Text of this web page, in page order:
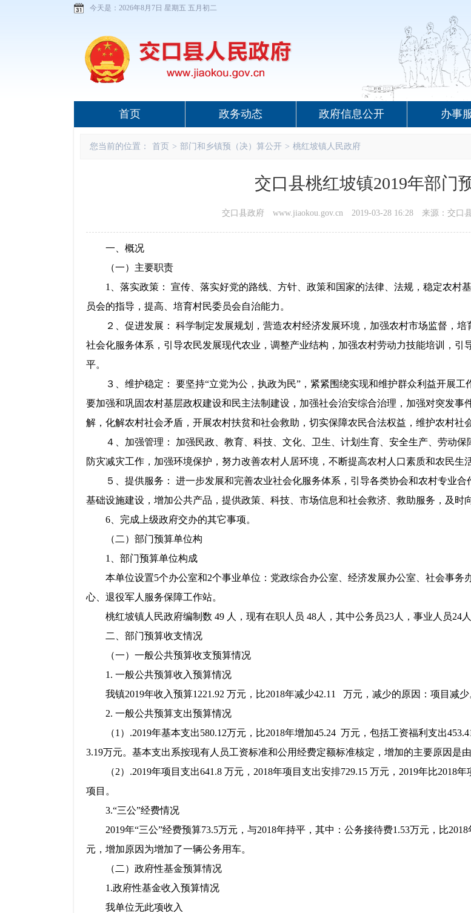
今天是： 2026年8月7日 星期五 五月初二
首页 政务动态 政府信息公开 办事
您当前的位置： 首页 > 部门和乡镇预（决）算公开 > 桃红坡镇人民政府
交口县桃红坡镇2019年部门
交口县政府 www.jiaokou.gov.cn 2019-03-28 16:28 来源：交口
一、概况
（一）主要职责
1、落实政策： 宣传、落实好党的路线、方针、政策和国家的法律、法规，稳定农村
员会的指导，提高、培育村民委员会自治能力。
２、促进发展： 科学制定发展规划，营造农村经济发展环境，加强农村市场监督，培
社会化服务体系，引导农民发展现代农业，调整产业结构，加强农村劳动力技能培训，
平。
３、维护稳定： 要坚持“立党为公，执政为民”，紧紧围绕实现和维护群众利益开展工
要加强和巩固农村基层政权建设和民主法制建设，加强社会治安综合治理，加强对突发
解，化解农村社会矛盾，开展农村扶贫和社会救助，切实保障农民合法权益，维护农村社
４、加强管理： 加强民政、教育、科技、文化、卫生、计划生育、安全生产、劳动保
防灾减灾工作，加强环境保护，努力改善农村人居环境，不断提高农村人口素质和农民生
５、提供服务： 进一步发展和完善农业社会化服务体系，引导各类协会和农村专业合
基础设施建设，增加公共产品，提供政策、科技、市场信息和社会救济、救助服务，及时
6、完成上级政府交办的其它事项。
（二）部门预算单位构
1、部门预算单位构成
本单位设置5个办公室和2个事业单位：党政综合办公室、经济发展办公室、社会事务
心、退役军人服务保障工作站。
桃红坡镇人民政府编制数 49 人，现有在职人员 48人，其中公务员23人，事业人员24人
二、部门预算收支情况
（一）一般公共预算收支预算情况
1. 一般公共预算收入预算情况
我镇2019年收入预算1221.92 万元，比2018年减少42.11 万元，减少的原因：项目减少
2. 一般公共预算支出预算情况
（1）.2019年基本支出580.12万元，比2018年增加45.24 万元，包括工资福利支出
3.19万元。基本支出系按现有人员工资标准和公用经费定额标准核定，增加的主要原因是
（2）.2019年项目支出641.8 万元，2018年项目支出安排729.15 万元，2019年比2018
项目。
3.“三公”经费情况
2019年“三公”经费预算73.5万元，与2018年持平，其中：公务接待费1.53万元，比
元，增加原因为增加了一辆公务用车。
（二）政府性基金预算情况
1.政府性基金收入预算情况
我单位无此项收入